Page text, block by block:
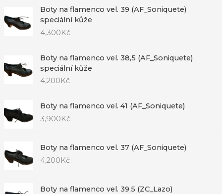
Boty na flamenco vel. 39 (AF_Soniquete)
speciální kůže
4,300Kč
Boty na flamenco vel. 38,5 (AF_Soniquete)
speciální kůže
4,200 Kč
Boty na flamenco vel. 41 (AF_Soniquete)
3,900Kč
Boty na flamenco vel. 37 (AF_Soniquete)
4,200Kč
Boty na flamenco vel. 39,5 (ZC_Lazo)